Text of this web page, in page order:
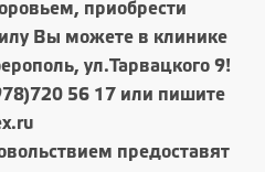
приобрести
Вы можете в клинике
ул.Тарвацкого 9!
56 17 или пишите
предоставят